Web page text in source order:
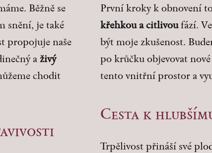
Běžně se
snění, je také
propojuje naše
a živý
chodit
První kroky k obnovení
křehkou a citlivoufází.
být moje zkušenost.
po krůčku objevovat
tento vnitřní prostor a
Cesta k
Trpělivost přináší své